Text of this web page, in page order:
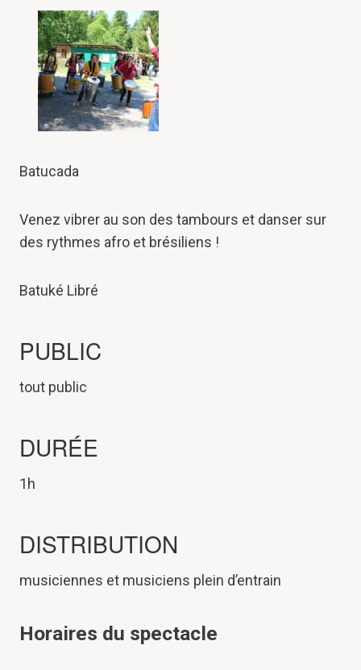
Batucada
Venez vibrer au son des tambours et danser sur
des rythmes afro et brésiliens !
Batuké Libré
PUBLIC
tout public
DURÉE
1h
DISTRIBUTION
musiciennes et musiciens plein d’entrain
Horaires du spectacle